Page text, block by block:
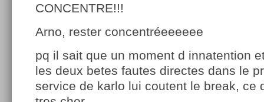
CONCENTRE!!!
Arno, rester concentréeeeeee
pq il sait que un moment d innatention
les deux betes fautes directes dans le
service de karlo lui coutent le break, ce